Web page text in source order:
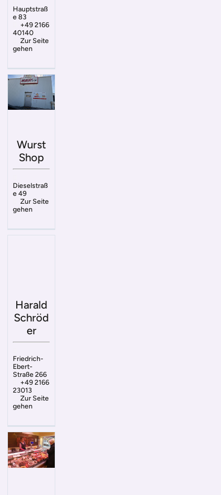
Hauptstraß
e 83
+49 2166
40140
Zur Seite
gehen
Wurst
Shop
Dieselstraß
e 49
Zur Seite
gehen
Harald
Schröd
er
Friedrich-
Ebert-
Straße 266
+49 2166
23013
Zur Seite
gehen